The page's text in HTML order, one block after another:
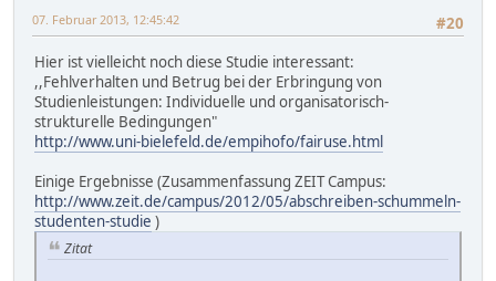
#20
07. Februar 2013, 12:45:42
Hier ist vielleicht noch diese Studie interessant:
,,Fehlverhalten und Betrug bei der Erbringung von
Studienleistungen: Individuelle und organisatorisch-
strukturelle Bedingungen"
http://www.uni-bielefeld.de/empihofo/fairuse.html
Einige Ergebnisse (Zusammenfassung ZEIT Campus:
http://www.zeit.de/campus/2012/05/abschreiben-schummeln-
studenten-studie )
Zitat